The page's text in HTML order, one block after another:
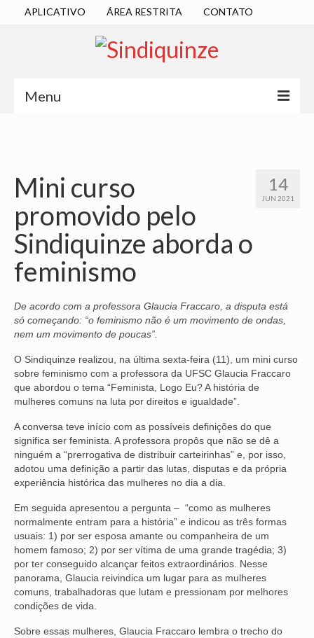
APLICATIVO ÁREA RESTRITA CONTATO
Menu
DIRETORIA EXECUTIVA
ESTATUTO
ATAS
LOCALIZAÇÃO
QUEM SOMOS
NOSSA HISTÓRIA
SUBSEDES
ARAÇATUBA
BAURU
PRESIDENTE PRUDENTE
RIBEIRÃO PRETO
SÃO JOSÉ DOS CAMPOS
SÃO JOSÉ DO RIO PRETO
SOROCABA
NOTÍCIAS
14
JUN 2021
Mini curso
promovido pelo
Sindiquinze aborda o
feminismo
De acordo com a professora Glaucia Fraccaro, a disputa está
só começando: “o feminismo não é um movimento de ondas,
nem um movimento de poucas”.
O Sindiquinze realizou, na última sexta-feira (11), um mini curso
sobre feminismo com a professora da UFSC Glaucia Fraccaro
que abordou o tema “Feminista, Logo Eu? A história de
mulheres comuns na luta por direitos e igualdade”.
A conversa teve início com as possíveis definições do que
significa ser feminista. A professora propôs que não se dê a
ninguém a “prerrogativa de distribuir carteirinhas” e, por isso,
adotou uma definição a partir das lutas, disputas e da própria
experiência histórica das mulheres no dia a dia.
Em seguida apresentou a pergunta – “como as mulheres
normalmente entram para a história” e indicou as três formas
usuais: 1) por ser esposa amante ou companheira de um
homem famoso; 2) por ser vítima de uma grande tragédia; 3)
por ter conseguido alcançar feitos extraordinários. Nesse
panorama, Glaucia reivindica um lugar para as mulheres
comuns, trabalhadoras que lutam e pressionam por melhores
condições de vida.
Sobre essas mulheres, Glaucia Fraccaro lembra o trecho do